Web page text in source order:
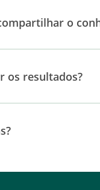
o
os resultados?